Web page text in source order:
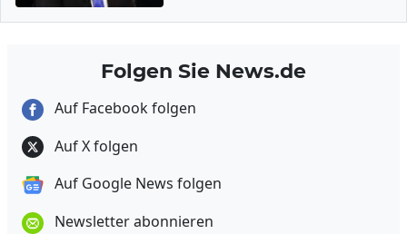
Folgen Sie News.de
Auf Facebook folgen
Auf X folgen
Auf Google News folgen
Newsletter abonnieren